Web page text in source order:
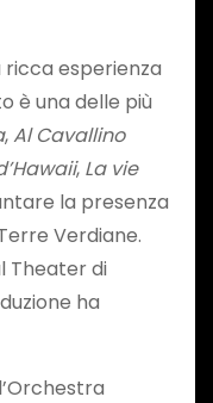
ricca esperienza
è una delle più
,Al Cavallino
, La vie
la presenza
Verdiane.
Theater di
ha